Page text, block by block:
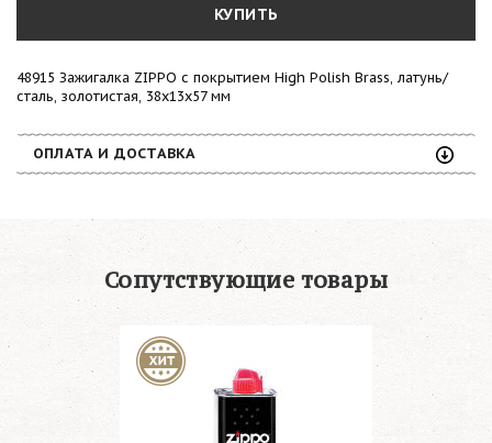
КУПИТЬ
48915 Зажигалка ZIPPO с покрытием High Polish Brass, латунь/
сталь, золотистая, 38x13x57 мм
ОПЛАТА И ДОСТАВКА
Сопутствующие товары